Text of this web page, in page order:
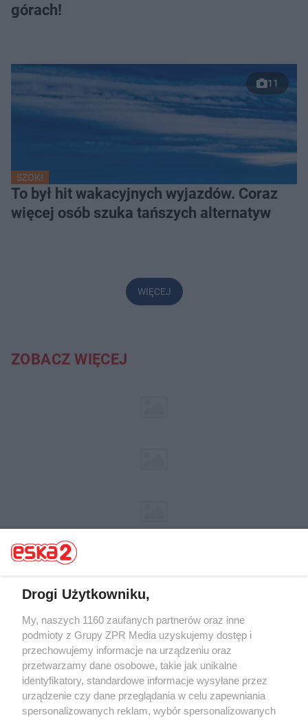
górach!
11
SZOK!
To był hit wakacyjnych wyjazdów. Coraz
więcej osób szuka tańszych alternatyw
WIĘCEJ
ZOBACZ WIĘCEJ
Żaden utwór zamieszczony w serwisie nie może być powielany i
rozpowszechniany lub dalej rozpowszechniany w jakikolwiek sposób (w
tym także elektroniczny lub mechaniczny) na jakimkolwiek polu
eksploatacji w jakiejkolwiek formie, włącznie z umieszczaniem w Internecie
bez pisemnej zgody właściciela praw. Jakiekolwiek użycie lub
wykorzystanie utworów w całości lub w części z naruszeniem prawa, tzn.
bez właściwej zgody, jest zabronione pod groźbą kary i może być ścigane
prawnie.
Drogi Użytkowniku,
My, naszych 1160 zaufanych partnerów oraz inne
podmioty z Grupy ZPR Media uzyskujemy dostęp i
przechowujemy informacje na urządzeniu oraz
przetwarzamy dane osobowe, takie jak unikalne
identyfikatory, standardowe informacje wysyłane przez
urządzenie czy dane przeglądania w celu zapewniania
spersonalizowanych reklam, wybór spersonalizowanych